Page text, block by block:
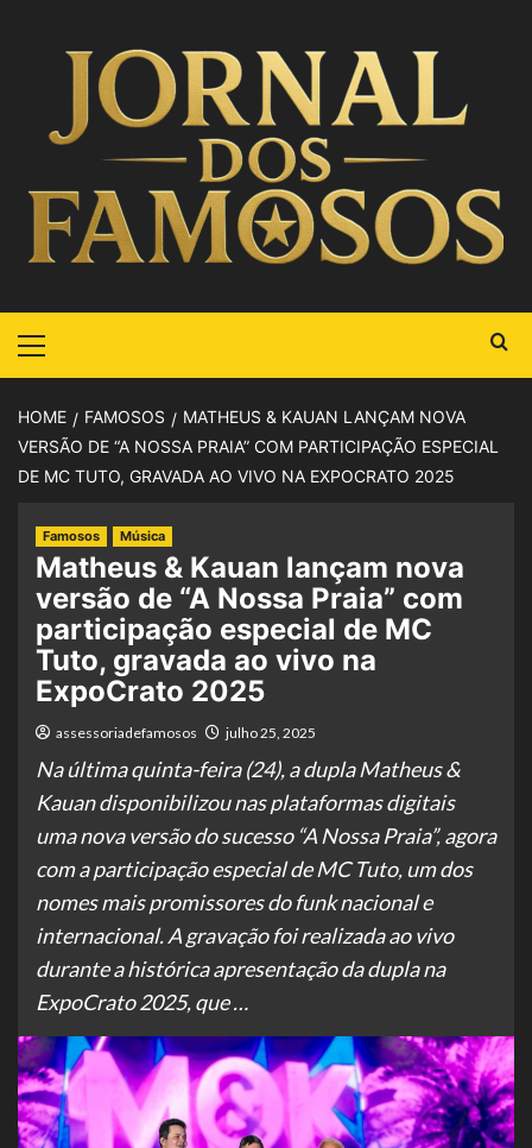
HOME FAMOSOS
MATHEUS & KAUAN LANÇAM NOVA
VERSÃO DE “A NOSSA PRAIA” COM PARTICIPAÇÃO ESPECIAL
DE MC TUTO, GRAVADA AO VIVO NA EXPOCRATO 2025
Famosos Música
Matheus & Kauan lançam nova
versão de “A Nossa Praia” com
participação especial de MC
Tuto, gravada ao vivo na
ExpoCrato 2025
assessoriadefamosos julho 25, 2025
Na última quinta-feira (24), a dupla Matheus &
Kauan disponibilizou nas plataformas digitais
uma nova versão do sucesso “A Nossa Praia”, agora
com a participação especial de MC Tuto, um dos
nomes mais promissores do funk nacional e
internacional. A gravação foi realizada ao vivo
durante a histórica apresentação da dupla na
ExpoCrato 2025, que …